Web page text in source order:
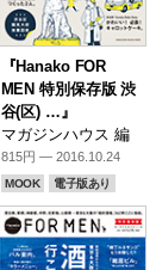
『Hanako FOR
MEN 特別保存版 渋
谷(区) …』
マガジンハウス 編
815円 — 2016.10.24
MOOK 電子版あり